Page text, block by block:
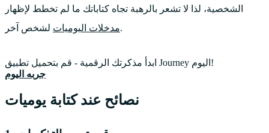
الشخصية، لذا لا تشعر بالرهبة تجاه كتاباتك ما لم تخطط لإظهار
مدخلات اليومياتلشخص آخر.
ابدأ مذكرتك الرقمية - قم بتحميل تطبيق Journey اليوم!
جربه اليوم
نصائح عند كتابة يوميات